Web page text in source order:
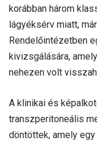
korábban három
lágyéksérv miatt,
Rendelőintézetben
kivizsgálására,
nehezen volt
A klinikai és
transzperitoneális
döntöttek, amely